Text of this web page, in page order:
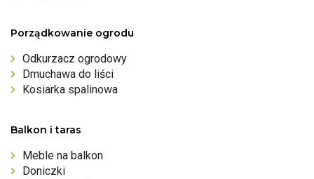
Porządkowanie ogrodu
Odkurzacz ogrodowy
Dmuchawa do liści
Kosiarka spalinowa
Balkon i taras
Meble na balkon
Doniczki